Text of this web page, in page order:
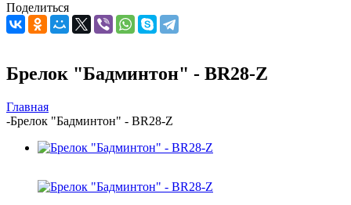
Поделиться
Брелок "Бадминтон" - BR28-Z
Главная
-Брелок "Бадминтон" - BR28-Z